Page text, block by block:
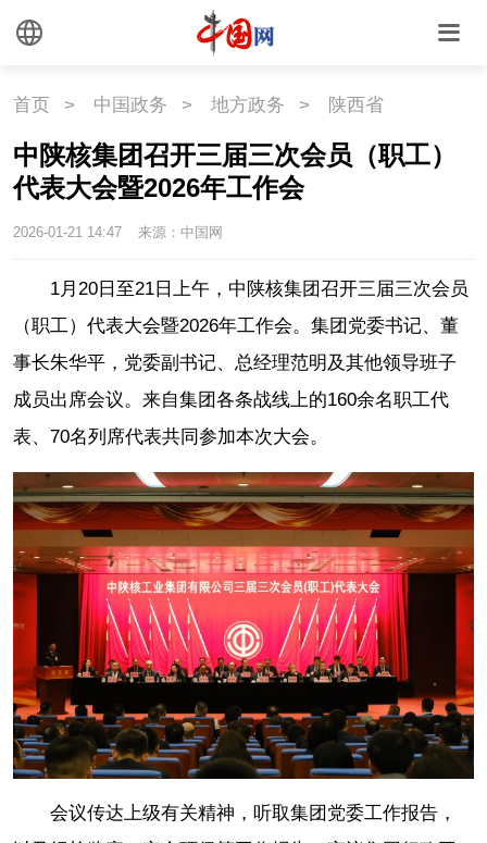
首页 > 中国政务 > 地方政务 > 陕西省
中陕核集团召开三届三次会员（职工）
代表大会暨2026年工作会
2026-01-21 14:47 来源：中国网
1月20日至21日上午，中陕核集团召开三届三次会员
（职工）代表大会暨2026年工作会。集团党委书记、董
事长朱华平，党委副书记、总经理范明及其他领导班子
成员出席会议。来自集团各条战线上的160余名职工代
表、70名列席代表共同参加本次大会。
会议传达上级有关精神，听取集团党委工作报告，